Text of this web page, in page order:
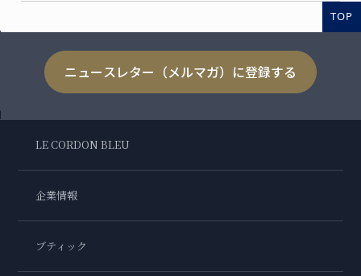
TOP
ニュースレター（メルマガ）に登録する
LE CORDON BLEU
企業情報
ブティック